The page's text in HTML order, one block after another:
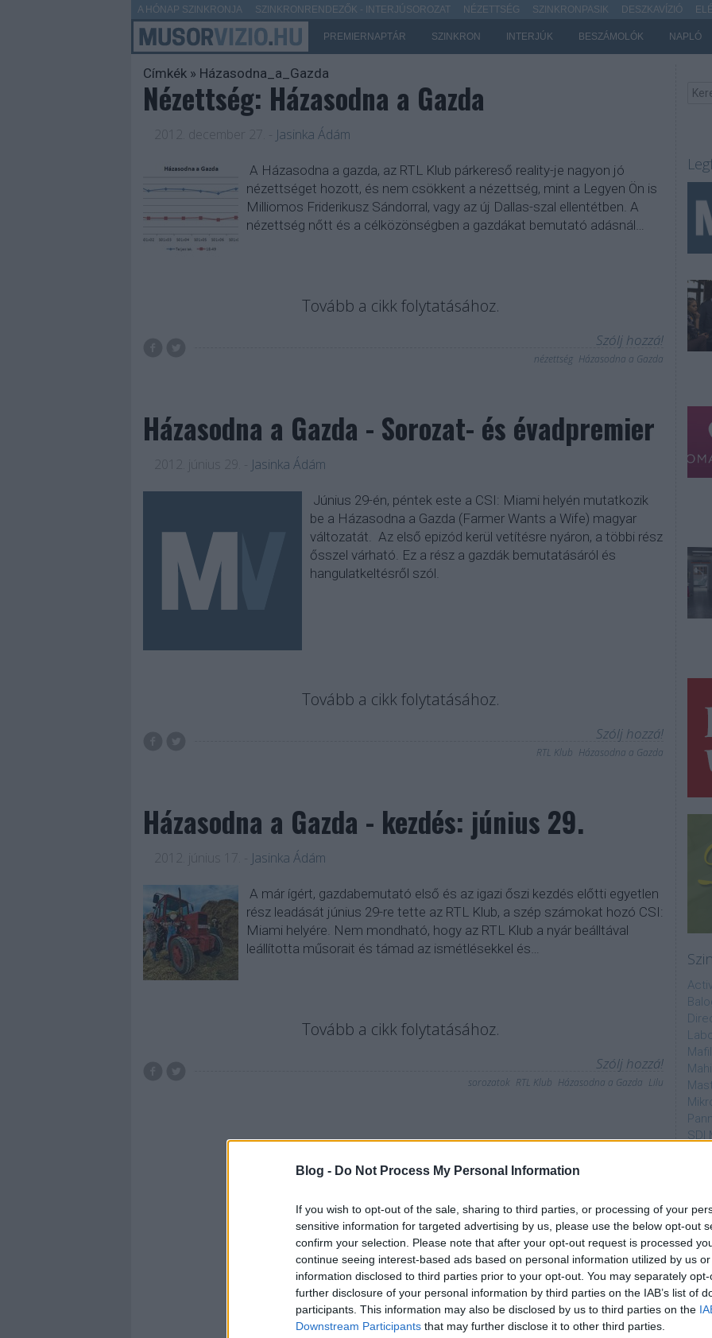
Blog - Do Not Process My Personal Information
If you wish to opt-out of the sale, sharing to third parties, or processing of your
sensitive information for targeted advertising by us, please use the below opt-out
confirm your selection. Please note that after your opt-out request is processed
continue seeing interest-based ads based on personal information utilized by us
information disclosed to third parties prior to your opt-out. You may separately
further disclosure of your personal information by third parties on the IAB’s list of
participants. This information may also be disclosed by us to third parties on the
Downstream Participants that may further disclose it to other third parties.
PREMIERNAPTÁR SZINKRON INTERJÚK BESZÁMOLÓK NAPLÓ
A HÓNAP SZINKRONJA SZINKRONRENDEZŐK - INTERJÚSOROZAT NÉZETTSÉG SZINKRONPASIK DESZKAVÍZIÓ
Címkék» Házasodna_a_Gazda
Nézettség: Házasodna a Gazda
2012. december 27. Jasinka Ádám
A Házasodna a gazda, az RTL Klub párkereső reality-je nagyon jó
nézettséget hozott, és nem csökkent a nézettség, mint a Legyen Ön is
Milliomos Friderikusz Sándorral, vagy az új Dallas-szal ellentétben. A
nézettség nőtt és a célközönségben a gazdákat bemutató adásnál…
Tovább a cikk folytatásához.
Szólj hozzá!
nézettség Házasodna a Gazda
Házasodna a Gazda - Sorozat- és évadpremier
2012. június 29. Jasinka Ádám
Június 29-én, péntek este a CSI: Miami helyén mutatkozik
be a Házasodna a Gazda (Farmer Wants a Wife) magyar
változatát. Az első epizód kerül vetítésre nyáron, a többi rész
ősszel várható. Ez a rész a gazdák bemutatásáról és
hangulatkeltésről szól.
Tovább a cikk folytatásához.
Szólj hozzá!
RTL Klub Házasodna a Gazda
Házasodna a Gazda - kezdés: június 29.
2012. június 17. Jasinka Ádám
A már ígért, gazdabemutató első és az igazi őszi kezdés előtti egyetlen
rész leadását június 29-re tette az RTL Klub, a szép számokat hozó CSI:
Miami helyére. Nem mondható, hogy az RTL Klub a nyár beálltával
leállította műsorait és támad az ismétlésekkel és…
Tovább a cikk folytatásához.
Szólj hozzá!
sorozatok RTL Klub Házasodna a Gazda Lilu
SDI